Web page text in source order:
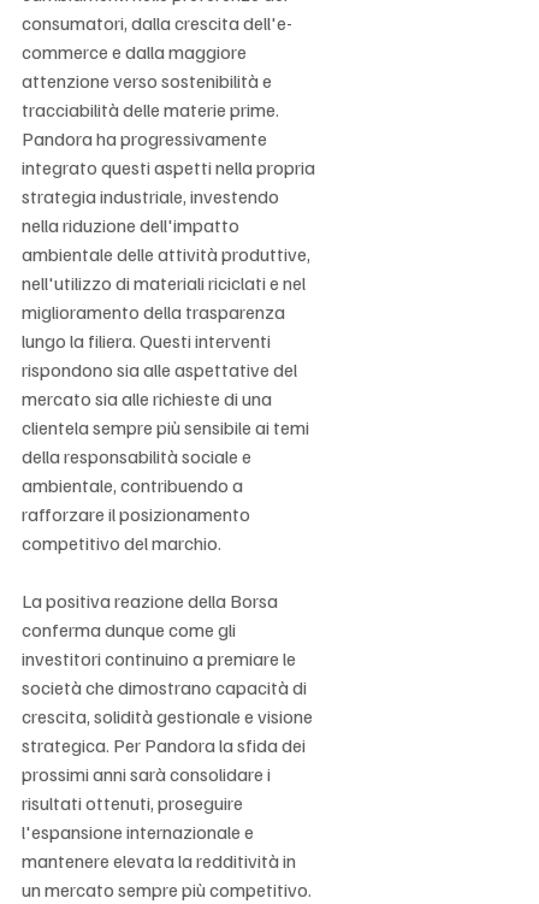
consumatori, dalla crescita dell'e-
commerce e dalla maggiore
attenzione verso sostenibilità e
tracciabilità delle materie prime.
Pandora ha progressivamente
integrato questi aspetti nella propria
strategia industriale, investendo
nella riduzione dell'impatto
ambientale delle attività produttive,
nell'utilizzo di materiali riciclati e nel
miglioramento della trasparenza
lungo la filiera. Questi interventi
rispondono sia alle aspettative del
mercato sia alle richieste di una
clientela sempre più sensibile ai temi
della responsabilità sociale e
ambientale, contribuendo a
rafforzare il posizionamento
competitivo del marchio.
La positiva reazione della Borsa
conferma dunque come gli
investitori continuino a premiare le
società che dimostrano capacità di
crescita, solidità gestionale e visione
strategica. Per Pandora la sfida dei
prossimi anni sarà consolidare i
risultati ottenuti, proseguire
l'espansione internazionale e
mantenere elevata la redditività in
un mercato sempre più competitivo.